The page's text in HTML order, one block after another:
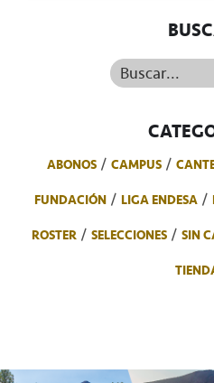
Buscar...
ABONOS CAMPUS
FUNDACIÓN
LIGA ENDESA
ROSTER
SELECCIONES SIN